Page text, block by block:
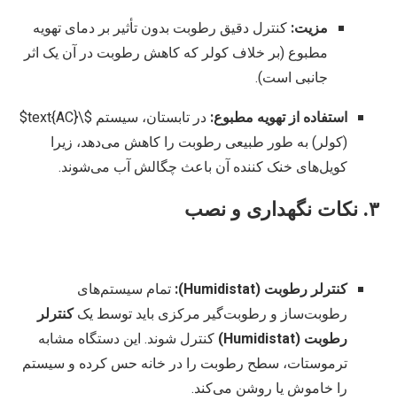
مزیت: کنترل دقیق رطوبت بدون تأثیر بر دمای تهویه
مطبوع (بر خلاف کولر که کاهش رطوبت در آن یک اثر
جانبی است).
استفاده از تهویه مطبوع: در تابستان، سیستم $\text{AC}$
(کولر) به طور طبیعی رطوبت را کاهش می‌دهد، زیرا
کویل‌های خنک کننده آن باعث چگالش آب می‌شوند.
۳. نکات نگهداری و نصب
کنترلر رطوبت (Humidistat):
تمام سیستم‌های
رطوبت‌ساز و رطوبت‌گیر مرکزی باید توسط یککنترلر
رطوبت (Humidistat)
کنترل شوند. این دستگاه مشابه
ترموستات، سطح رطوبت را در خانه حس کرده و سیستم
را خاموش یا روشن می‌کند.